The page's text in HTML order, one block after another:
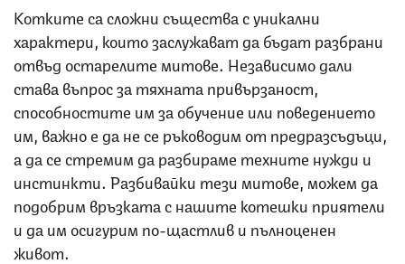
Котките са сложни същества с уникални
характери, които заслужават да бъдат разбрани
отвъд остарелите митове. Независимо дали
става въпрос за тяхната привързаност,
способностите им за обучение или поведението
им, важно е да не се ръководим от предразсъдъци,
а да се стремим да разбираме техните нужди и
инстинкти. Разбивайки тези митове, можем да
подобрим връзката с нашите котешки приятели
и да им осигурим по-щастлив и пълноценен
живот.